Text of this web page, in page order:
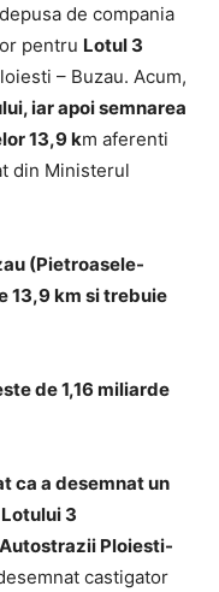
de compania
pentru Lotul 3
– Buzau. Acum,
iar apoi semnarea
13,9 km aferenti
din Ministerul
(Pietroasele-
13,9 km si trebuie
de 1,16 miliarde
ca a desemnat un
3
Ploiesti-
castigator